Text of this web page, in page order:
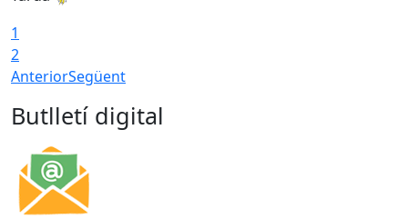
1
2
AnteriorSegüent
Butlletí digital